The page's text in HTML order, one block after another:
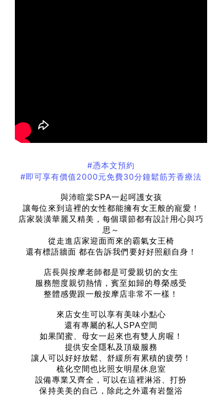
#憑本文預約
#即可享有價值2000元免費30分鐘鬆筋芳香療法
與沛暄棠SPA一起呵護女孩
讓每位來到這裡的女性都能擁有女王般的寵愛！
店家裝潢華麗又精美 ， 每個環節都有設計用心與巧
思～
從走進店家迎面而來的霸氣女王椅
還有標語牆面 都在告訴我們要好好照顧自身！
店長與按摩老師都是可愛親切的女生
服務態度親切熱情 ， 賓至如歸的尊榮感受
整體感覺跟一般按摩店非常不一樣！
來店女生可以享有美味小點心
還有專屬的私人SPA空間
如果閨蜜、母女一起來也有雙人房喔！
提供安全隱私及頂級服務
讓人可以好好放鬆、舒緩所有累積的疲勞！
梳化空間也比照女明星休息室
設備專業又齊全，可以在這裡淋浴、打扮
保持美美的自己 ， 除此之外還有岩盤浴